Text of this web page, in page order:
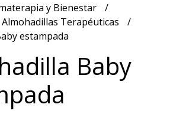
y Bienestar
Almohadillas Terapéuticas
estampada
Baby